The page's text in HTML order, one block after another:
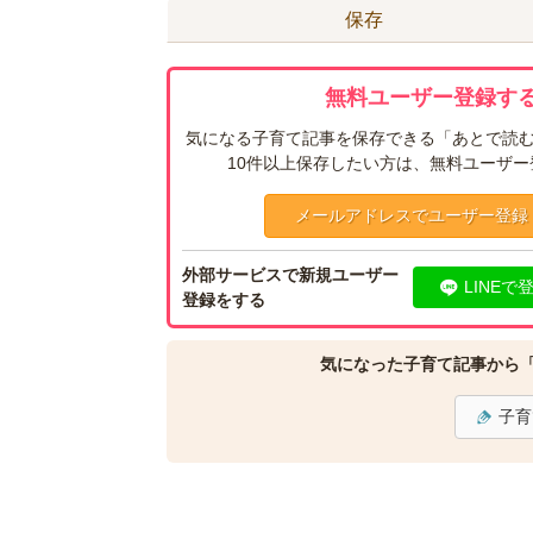
保存
無料ユーザー登録す
気になる子育て記事を保存できる「あとで読
10件以上保存したい方は、無料ユーザ
メールアドレスでユーザー登録
外部サービスで新規ユーザー
登録をする
LINEで
気になった子育て記事から
子